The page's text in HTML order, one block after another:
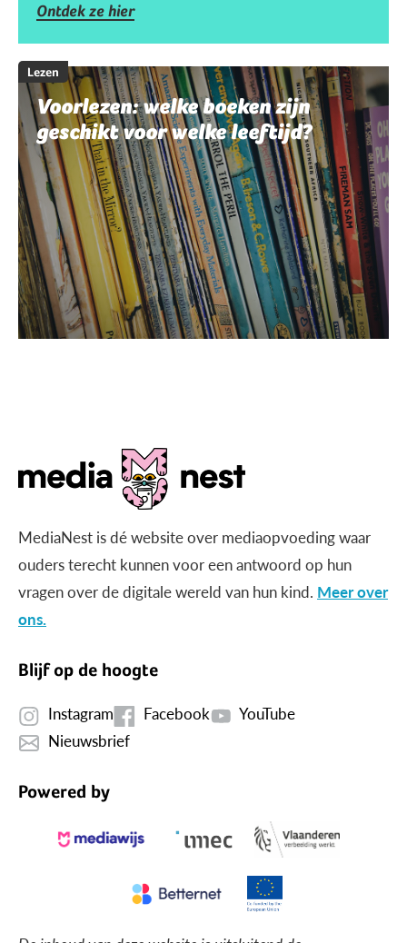
Ontdek ze hier
Lezen
Voorlezen: welke boeken zijn
geschikt voor welke leeftijd?
MediaNest is dé website over mediaopvoeding waar
ouders terecht kunnen voor een antwoord op hun
vragen over de digitale wereld van hun kind. Meer over
ons.
Blijf op de hoogte
Instagram Facebook
YouTube
Nieuwsbrief
Powered by